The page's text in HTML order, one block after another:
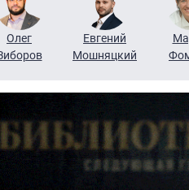
Олег
Евгений
Мошняцкий